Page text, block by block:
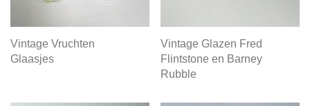
Vintage Vruchten
Glaasjes
Vintage Glazen Fred
Flintstone en Barney
Rubble